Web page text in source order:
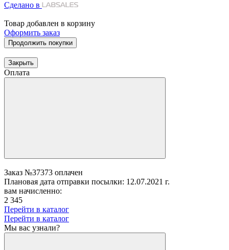
Сделано в
Товар добавлен в корзину
Оформить заказ
Продолжить покупки
Закрыть
Оплата
Заказ №37373 оплачен
Плановая дата отправки посылки: 12.07.2021 г.
вам начисленно:
2 345
Перейти в каталог
Перейти в каталог
Мы вас узнали?